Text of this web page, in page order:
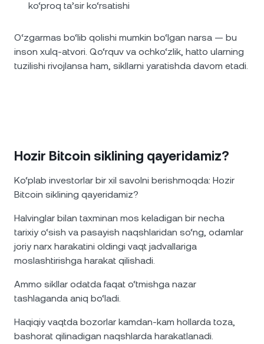
ko‘proq ta’sir ko‘rsatishi
O‘zgarmas bo‘lib qolishi mumkin bo‘lgan narsa — bu
inson xulq-atvori. Qo‘rquv va ochko‘zlik, hatto ularning
tuzilishi rivojlansa ham, sikllarni yaratishda davom etadi.
Hozir Bitcoin siklining qayeridamiz?
Ko‘plab investorlar bir xil savolni berishmoqda: Hozir
Bitcoin siklining qayeridamiz?
Halvinglar bilan taxminan mos keladigan bir necha
tarixiy o‘sish va pasayish naqshlaridan so‘ng, odamlar
joriy narx harakatini oldingi vaqt jadvallariga
moslashtirishga harakat qilishadi.
Ammo sikllar odatda faqat o‘tmishga nazar
tashlaganda aniq bo‘ladi.
Haqiqiy vaqtda bozorlar kamdan-kam hollarda toza,
bashorat qilinadigan naqshlarda harakatlanadi.